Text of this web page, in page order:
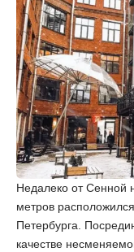
Недалеко от Сенной
метров
Петербурга.
качестве